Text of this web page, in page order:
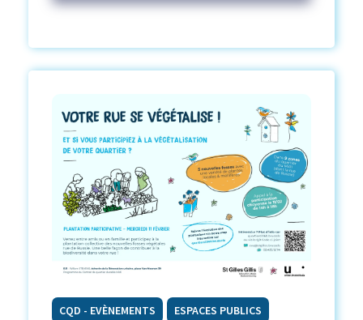
CQD - EVÈNEMENTS ESPACES PUBLICS